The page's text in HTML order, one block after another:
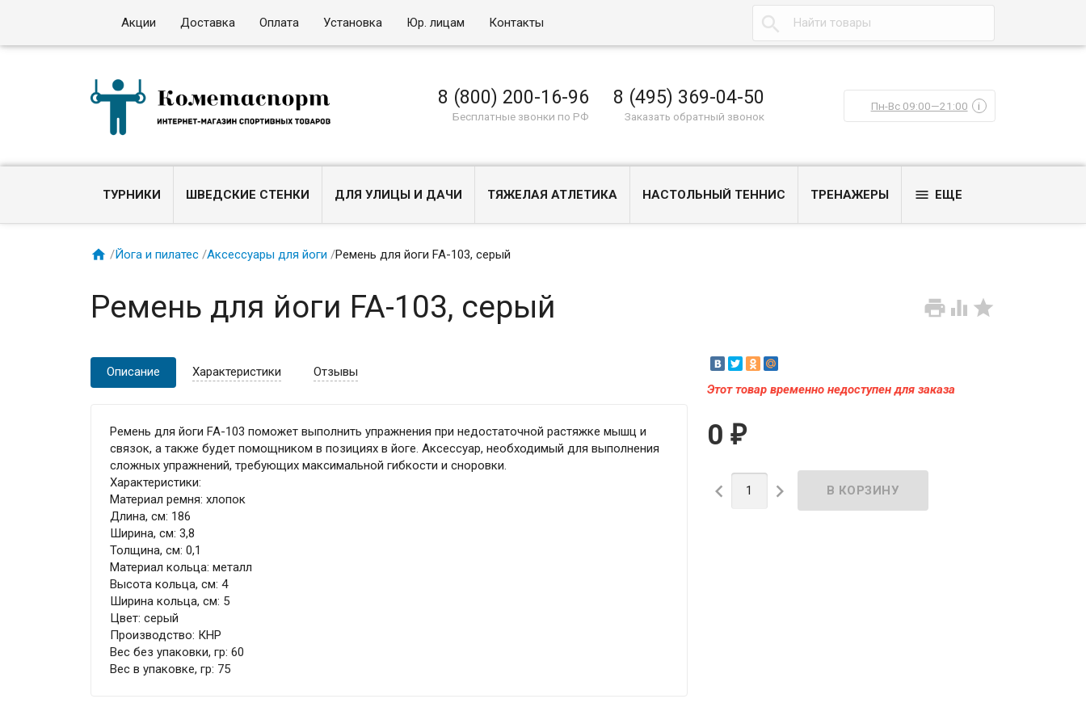
Акции Доставка Оплата Установка Юр. лицам Контакты 
8 (800) 200-16-96
Бесплатные звонки по РФ
8 (495) 369-04-50
Заказать обратный звонок
Пн-Вс 09:00—21:00 i
ТУРНИКИ ШВЕДСКИЕ СТЕНКИ ДЛЯ УЛИЦЫ И ДАЧИ ТЯЖЕЛАЯ АТЛЕТИКА НАСТОЛЬНЫЙ ТЕННИС ТРЕНАЖЕРЫ  ЕЩЕ
 /Йога и пилатес /Аксессуары для йоги /Ремень для йоги FA-103, серый
  
Ремень для йоги FA-103, серый
Этот товар временно недоступен для заказа
0 ₽
 
Описание Характеристики Отзывы
Ремень для йоги FA-103 поможет выполнить упражнения при недостаточной растяжке мышц и
связок, а также будет помощником в позициях в йоге. Аксессуар, необходимый для выполнения
сложных упражнений, требующих максимальной гибкости и сноровки.
Характеристики:
Материал ремня: хлопок
Длина, см: 186
Ширина, см: 3,8
Толщина, см: 0,1
Материал кольца: металл
Высота кольца, см: 4
Ширина кольца, см: 5
Цвет: серый
Производство: КНР
Вес без упаковки, гр: 60
Вес в упаковке, гр: 75